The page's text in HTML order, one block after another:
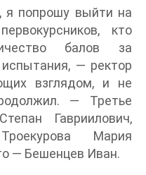
я попрошу выйти на
кто
балов за
— ректор
взглядом, и не
— Третье
Гавриилович,
Мария
— Бешенцев Иван.